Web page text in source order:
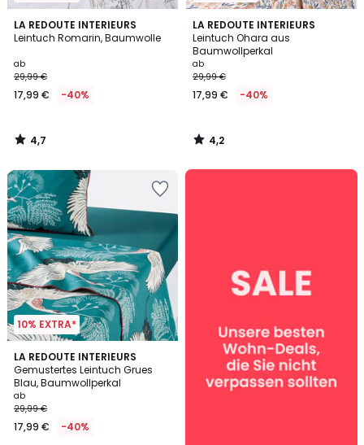
LA REDOUTE INTERIEURS
Leintuch Romarin, Baumwolle
ab
29,99 €
17,99 € -40%
4,7
/ 5
4,7
/
LA REDOUTE INTERIEURS
Leintuch Ohara aus
Baumwollperkal
ab
29,99 €
17,99 € -40%
4,2
/ 5
4,2
/
10% EXTRA*
LA REDOUTE INTERIEURS
Gemustertes Leintuch Grues
Blau, Baumwollperkal
ab
29,99 €
17,99 € -40%
4,2
/ 5
Unsere